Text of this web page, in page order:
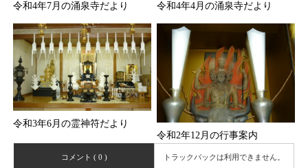
令和4年7月の涌泉寺だより 令和4年4月の涌泉寺だより
令和3年6月の霊神符だより
令和2年12月の行事案内
コメント ( 0 ) トラックバックは利用できません。